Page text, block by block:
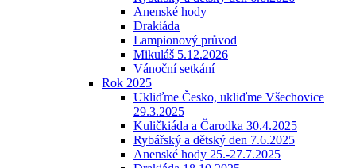
Anenské hody
Drakiáda
Lampionový průvod
Mikuláš 5.12.2026
Vánoční setkání
Rok 2025
Ukliďme Česko, ukliďme Všechovice
29.3.2025
Kuličkiáda a Čarodka 30.4.2025
Rybářský a dětský den 7.6.2025
Anenské hody 25.-27.7.2025